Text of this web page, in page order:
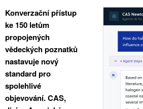
Konverzační přístup
ke 150 letům
propojených
vědeckých poznatků
nastavuje nový
standard pro
spolehlivé
objevování.CAS,